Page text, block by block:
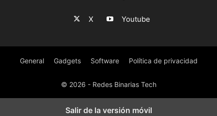
X Youtube
General Gadgets Software Política de privacidad
© 2026 - Redes Binarias Tech
Salir de la versión móvil